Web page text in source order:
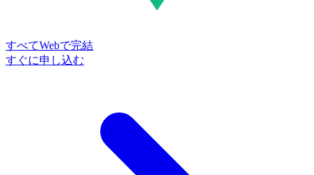
すべてWebで完結
すぐに申し込む